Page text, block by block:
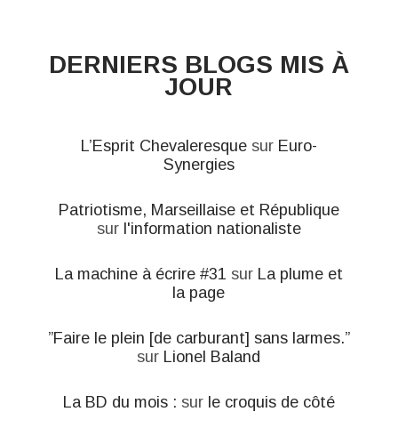
DERNIERS BLOGS MIS À
JOUR
L’Esprit Chevaleresquesur Euro-
Synergies
Patriotisme, Marseillaise et République
sur l'information nationaliste
La machine à écrire #31 sur La plume et
la page
”Faire le plein [de carburant] sans larmes.”
sur Lionel Baland
La BD du mois : sur le croquis de côté